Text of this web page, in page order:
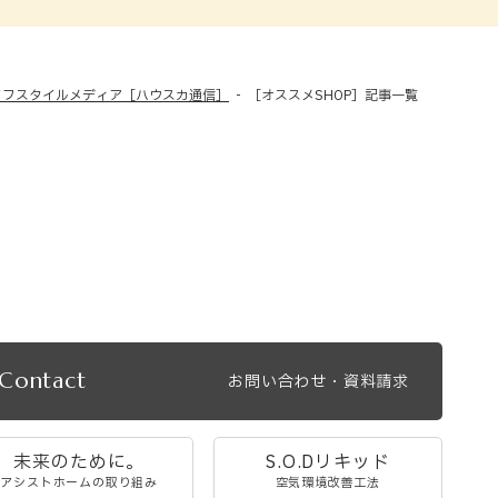
スタイルメディア［ハウスカ通信］ ［オススメSHOP］記事一覧
Contact お問い合わせ・資料請求
未来のために。
アシストホームの取り組み
S.O.Dリキッド
空気環境改善工法